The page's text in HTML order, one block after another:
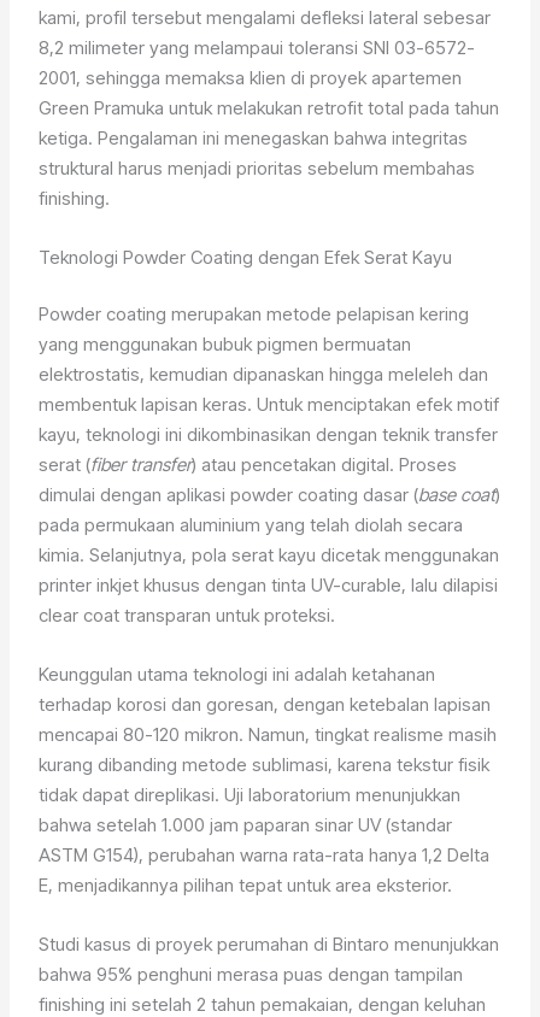
kami, profil tersebut mengalami defleksi lateral sebesar
8,2 milimeter yang melampaui toleransi SNI 03-6572-
2001, sehingga memaksa klien di proyek apartemen
Green Pramuka untuk melakukan retrofit total pada tahun
ketiga. Pengalaman ini menegaskan bahwa integritas
struktural harus menjadi prioritas sebelum membahas
finishing.
Teknologi Powder Coating dengan Efek Serat Kayu
Powder coating merupakan metode pelapisan kering
yang menggunakan bubuk pigmen bermuatan
elektrostatis, kemudian dipanaskan hingga meleleh dan
membentuk lapisan keras. Untuk menciptakan efek motif
kayu, teknologi ini dikombinasikan dengan teknik transfer
serat (fiber transfer) atau pencetakan digital. Proses
dimulai dengan aplikasi powder coating dasar (base coat)
pada permukaan aluminium yang telah diolah secara
kimia. Selanjutnya, pola serat kayu dicetak menggunakan
printer inkjet khusus dengan tinta UV-curable, lalu dilapisi
clear coat transparan untuk proteksi.
Keunggulan utama teknologi ini adalah ketahanan
terhadap korosi dan goresan, dengan ketebalan lapisan
mencapai 80-120 mikron. Namun, tingkat realisme masih
kurang dibanding metode sublimasi, karena tekstur fisik
tidak dapat direplikasi. Uji laboratorium menunjukkan
bahwa setelah 1.000 jam paparan sinar UV (standar
ASTM G154), perubahan warna rata-rata hanya 1,2 Delta
E, menjadikannya pilihan tepat untuk area eksterior.
Studi kasus di proyek perumahan di Bintaro menunjukkan
bahwa 95% penghuni merasa puas dengan tampilan
finishing ini setelah 2 tahun pemakaian, dengan keluhan